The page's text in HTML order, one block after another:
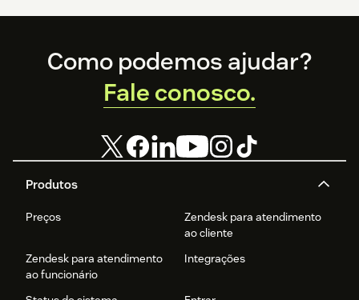
Footer
Produtos
Preços
Zendesk para atendimento
ao cliente
Zendesk para atendimento
ao funcionário
Integrações
Como podemos ajudar?
Fale conosco.